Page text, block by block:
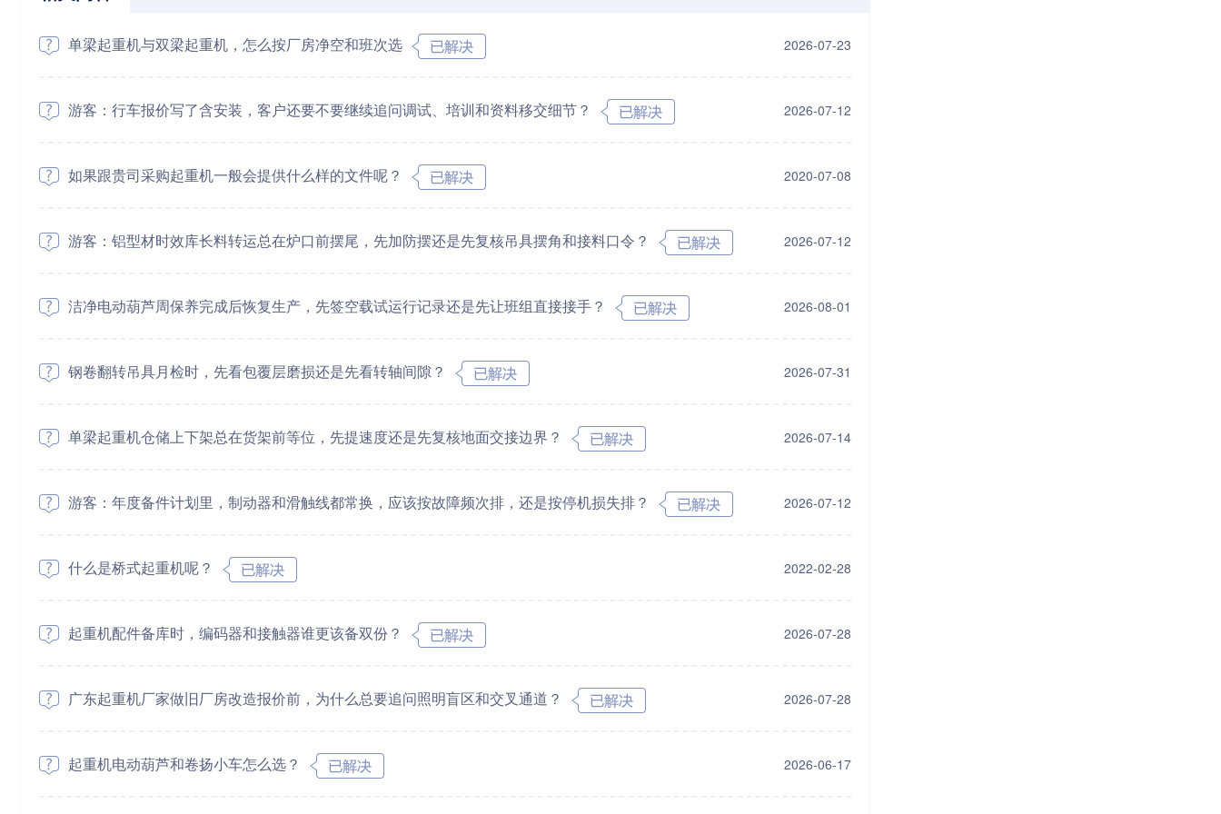
2026-07-23
单梁起重机与双梁起重机，怎么按厂房净空和班次选
2026-07-12
游客：行车报价写了含安装，客户还要不要继续追问调试、培训和资料移交细节？
2020-07-08
如果跟贵司采购起重机一般会提供什么样的文件呢？
2026-07-12
游客：铝型材时效库长料转运总在炉口前摆尾，先加防摆还是先复核吊具摆角和接料口令？
2026-08-01
洁净电动葫芦周保养完成后恢复生产，先签空载试运行记录还是先让班组直接接手？
2026-07-31
钢卷翻转吊具月检时，先看包覆层磨损还是先看转轴间隙？
2026-07-14
单梁起重机仓储上下架总在货架前等位，先提速度还是先复核地面交接边界？
2026-07-12
游客：年度备件计划里，制动器和滑触线都常换，应该按故障频次排，还是按停机损失排？
2022-02-28
什么是桥式起重机呢？
2026-07-28
起重机配件备库时，编码器和接触器谁更该备双份？
2026-07-28
广东起重机厂家做旧厂房改造报价前，为什么总要追问照明盲区和交叉通道？
2026-06-17
起重机电动葫芦和卷扬小车怎么选？